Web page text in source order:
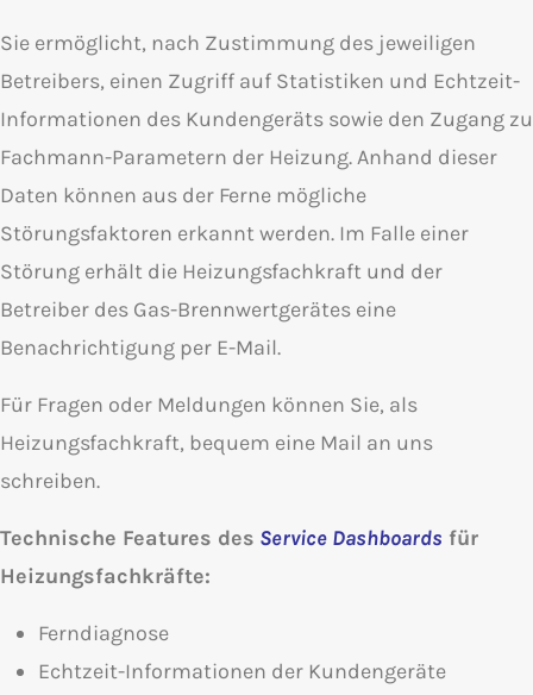
Sie ermöglicht, nach Zustimmung des jeweiligen
Betreibers, einen Zugriff auf Statistiken und Echtzeit-
Informationen des Kundengeräts sowie den Zugang zu
Fachmann-Parametern der Heizung. Anhand dieser
Daten können aus der Ferne mögliche
Störungsfaktoren erkannt werden. Im Falle einer
Störung erhält die Heizungsfachkraft und der
Betreiber des Gas-Brennwertgerätes eine
Benachrichtigung per E-Mail.
Für Fragen oder Meldungen können Sie, als
Heizungsfachkraft, bequem eine Mail an uns
schreiben.
Technische Features des Service Dashboards für
Heizungsfachkräfte:
Ferndiagnose
Echtzeit-Informationen der Kundengeräte